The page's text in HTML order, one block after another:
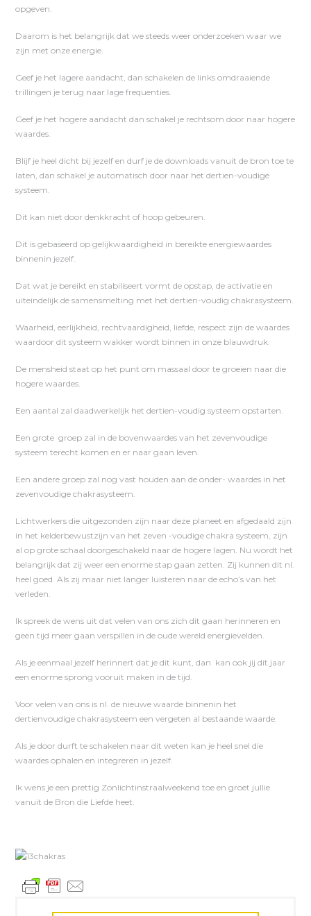
opgeven.
Daarom is het belangrijk dat we steeds weer onderzoeken waar we
zijn met onze energie.
Geef je het lagere aandacht, dan schakelen de links omdraaiende
trillingen je terug naar lage frequenties.
Geef je het hogere aandacht dan schakel je rechtsom door naar hogere
waardes.
Blijf je heel dicht bij jezelf en durf je de downloads vanuit de bron toe te
laten, dan schakel je automatisch door naar het dertien-voudige
systeem.
Dit kan niet door denkkracht of hoop gebeuren.
Dit is gebaseerd op gelijkwaardigheid in bereikte energiewaardes
binnenin jezelf.
Dat wat je bereikt en stabiliseert vormt de opstap, de activatie en
uiteindelijk de samensmelting met het dertien-voudig chakrasysteem.
Waarheid, eerlijkheid, rechtvaardigheid, liefde, respect zijn de waardes
waardoor dit systeem wakker wordt binnen in onze blauwdruk.
De mensheid staat op het punt om massaal door te groeien naar die
hogere waardes.
Een aantal zal daadwerkelijk het dertien-voudig systeem opstarten.
Een grote groep zal in de bovenwaardes van het zevenvoudige
systeem terecht komen en er naar gaan leven.
Een andere groep zal nog vast houden aan de onder- waardes in het
zevenvoudige chakrasysteem.
Lichtwerkers die uitgezonden zijn naar deze planeet en afgedaald zijn
in het kelderbewustzijn van het zeven -voudige chakra systeem, zijn
al op grote schaal doorgeschakeld naar de hogere lagen. Nu wordt het
belangrijk dat zij weer een enorme stap gaan zetten. Zij kunnen dit nl.
heel goed. Als zij maar niet langer luisteren naar de echo’s van het
verleden.
Ik spreek de wens uit dat velen van ons zich dit gaan herinneren en
geen tijd meer gaan verspillen in de oude wereld energievelden.
Als je eenmaal jezelf herinnert dat je dit kunt, dan kan ook jij dit jaar
een enorme sprong vooruit maken in de tijd.
Voor velen van ons is nl. de nieuwe waarde binnenin het
dertienvoudige chakrasysteem een vergeten al bestaande waarde.
Als je door durft te schakelen naar dit weten kan je heel snel die
waardes ophalen en integreren in jezelf.
Ik wens je een prettig Zonlichtinstraalweekend toe en groet jullie
vanuit de Bron die Liefde heet.